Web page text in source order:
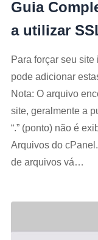
Guia
a utilizar
Para forçar seu
pode adicionar
Nota: O arquivo
site, geralmente a
“.” (ponto) não é
Arquivos do
de arquivos vá…